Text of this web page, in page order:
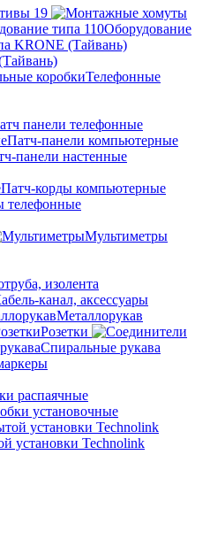
19
Оборудование
Телефонные
панели телефонные
Патч-панели компьютерные
панели настенные
Патч-корды компьютерные
Мультиметры
изолента
канал, аксессуары
Металлорукав
Розетки
Спиральные рукава
распаячные
установочные
установки Technolink